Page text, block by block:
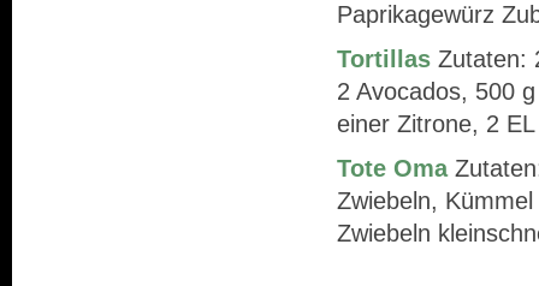
Paprikagewürz
Tortillas Zutaten:
2 Avocados, 500
einer Zitrone, 2
Tote Oma
Zwiebeln,
Zwiebeln